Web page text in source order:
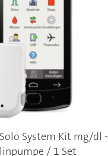
System Kit mg/dl -
/ 1 Set